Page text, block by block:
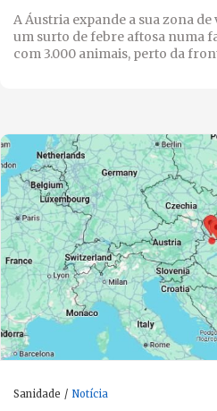
A Áustria expande a sua zona
um surto de febre aftosa numa
com 3.000 animais, perto da
Sanidade Notícia